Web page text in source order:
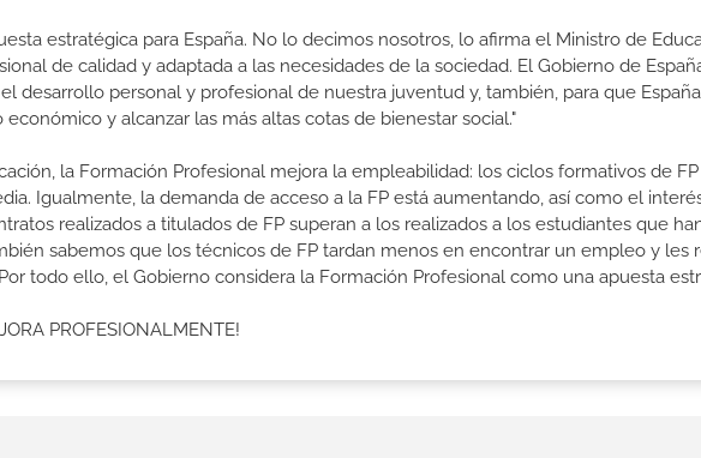
estratégica para España. No lo decimos nosotros, lo afirma el Ministro de
de calidad y adaptada a las necesidades de la sociedad. El Gobierno de
desarrollo personal y profesional de nuestra juventud y, también, para que
y alcanzar las más altas cotas de bienestar social."
la Formación Profesional mejora la empleabilidad: los ciclos formativos de
Igualmente, la demanda de acceso a la FP está aumentando, así como el
realizados a titulados de FP superan a los realizados a los estudiantes que
sabemos que los técnicos de FP tardan menos en encontrar un empleo y les
todo ello, el Gobierno considera la Formación Profesional como una apuesta
PROFESIONALMENTE!